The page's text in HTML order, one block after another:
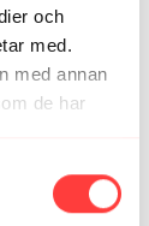
och
med.
med annan
de har